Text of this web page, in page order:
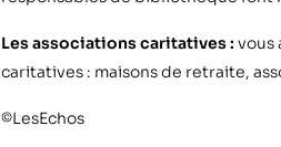
Les associations caritatives : vous
caritatives : maisons de retraite,
©LesEchos